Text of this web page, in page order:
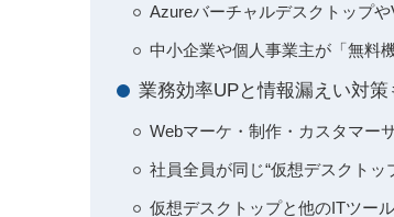
Azureバーチャルデスクトップ
中小企業や個人事業主が「無料
業務効率UPと情報漏えい対
Webマーケ・制作・カスタマー
社員全員が同じ“仮想デスクト
仮想デスクトップと他のITツー